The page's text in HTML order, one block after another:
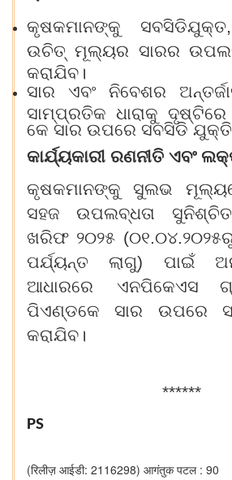
କୃଷକମାନଙ୍କୁ ସବସିଡିଯୁକ୍ତ
ଉଚିତ୍‌ ମୂଲ୍ୟର ସାରର
କରାଯିବ।
ସାର ଏବଂ ନିବେଶର ଅ
ସାମ୍ପ୍ରତିକ ଧାରାକୁ
କେ ସାର ଉପରେ ସବସିଡି
କାର୍ଯ୍ୟକାରୀ ରଣନୀତି ଏବଂ
କୃଷକମାନଙ୍କୁ ସୁଲଭ
ସହଜ ଉପଲବ୍ଧତା
ଖରିଫ ୨୦୨୫ (
ପର୍ଯ୍ୟନ୍ତ ଲାଗୁ) ପାଇଁ
ଆଧାରରେ ଏନପିକେଏସ
ପିଏଣ୍ଡକେସାର ଉପରେ
କରାଯିବ।
******
PS
(रिलीज़ आईडी: 2116298) आगंतुक पटल : 90